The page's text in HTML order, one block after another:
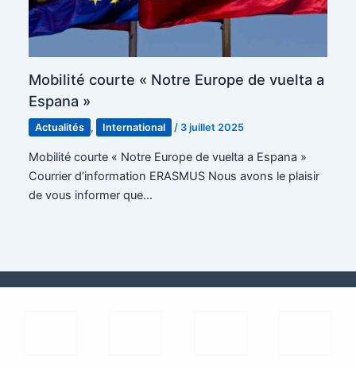
Mobilité courte « Notre Europe de vuelta a
Espana »
Actualités , International / 3 juillet 2025
Mobilité courte « Notre Europe de vuelta a Espana »
Courrier d’information ERASMUS Nous avons le plaisir
de vous informer que…